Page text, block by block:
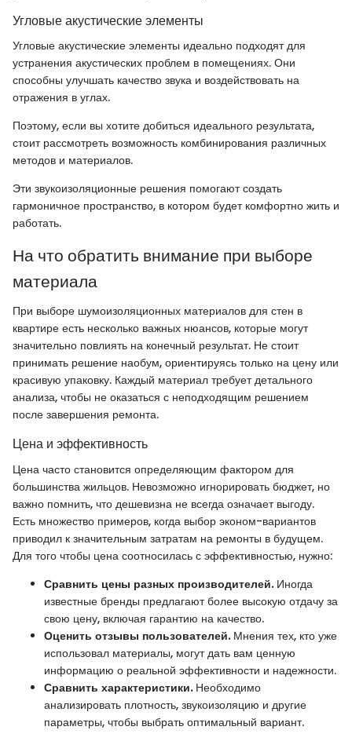
Угловые акустические элементы
Угловые акустические элементы идеально подходят для
устранения акустических проблем в помещениях. Они
способны улучшать качество звука и воздействовать на
отражения в углах.
Поэтому, если вы хотите добиться идеального результата,
стоит рассмотреть возможность комбинирования различных
методов и материалов.
Эти звукоизоляционные решения помогают создать
гармоничное пространство, в котором будет комфортно жить и
работать.
На что обратить внимание при выборе
материала
При выборе шумоизоляционных материалов для стен в
квартире есть несколько важных нюансов, которые могут
значительно повлиять на конечный результат. Не стоит
принимать решение наобум, ориентируясь только на цену или
красивую упаковку. Каждый материал требует детального
анализа, чтобы не оказаться с неподходящим решением
после завершения ремонта.
Цена и эффективность
Цена часто становится определяющим фактором для
большинства жильцов. Невозможно игнорировать бюджет, но
важно помнить, что дешевизна не всегда означает выгоду.
Есть множество примеров, когда выбор эконом-вариантов
приводил к значительным затратам на ремонты в будущем.
Для того чтобы цена соотносилась с эффективностью, нужно:
Сравнить цены разных производителей.Иногда
известные бренды предлагают более высокую отдачу за
свою цену, включая гарантию на качество.
Оценить отзывы пользователей.Мнения тех, кто уже
использовал материалы, могут дать вам ценную
информацию о реальной эффективности и надежности.
Сравнить характеристики.Необходимо
анализировать плотность, звукоизоляцию и другие
параметры, чтобы выбрать оптимальный вариант.